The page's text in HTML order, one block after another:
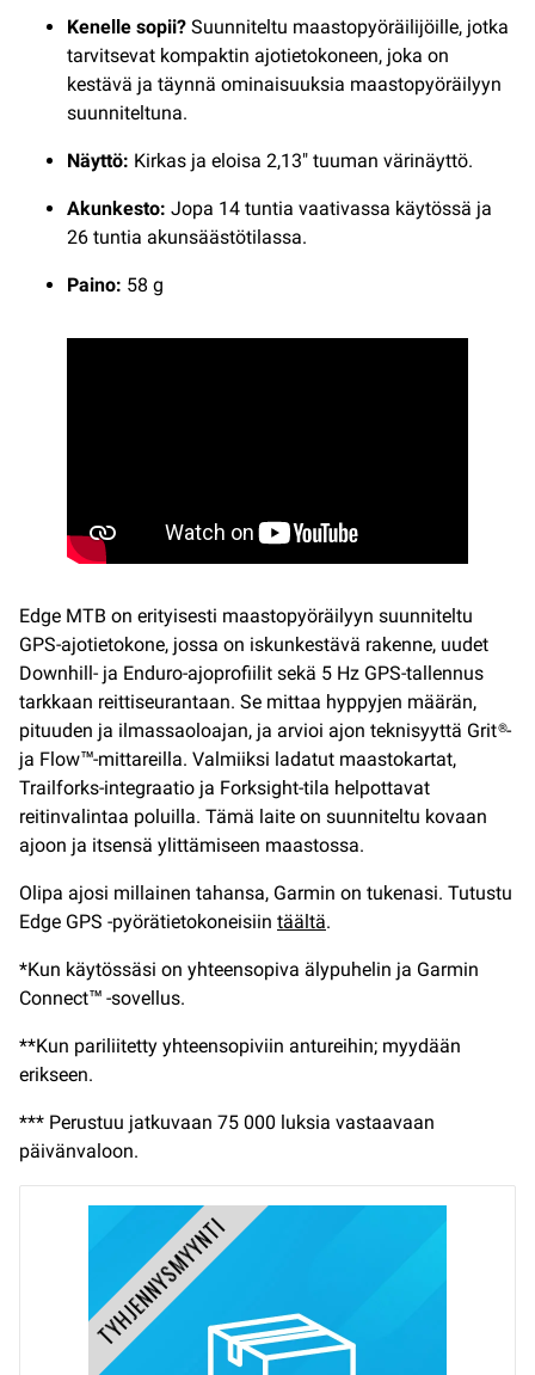
Kenelle sopii? Suunniteltu maastopyöräilijöille, jotka
tarvitsevat kompaktin ajotietokoneen, joka on
kestävä ja täynnä ominaisuuksia maastopyöräilyyn
suunniteltuna.
Näyttö: Kirkas ja eloisa 2,13″ tuuman värinäyttö.
Akunkesto: Jopa 14 tuntia vaativassa käytössä ja
26 tuntia akunsäästötilassa.
Paino: 58 g
Edge MTB on erityisesti maastopyöräilyyn suunniteltu
GPS-ajotietokone, jossa on iskunkestävä rakenne, uudet
Downhill- ja Enduro-ajoprofiilit sekä 5 Hz GPS-tallennus
tarkkaan reittiseurantaan. Se mittaa hyppyjen määrän,
pituuden ja ilmassaoloajan, ja arvioi ajon teknisyyttä Grit®-
ja Flow™-mittareilla. Valmiiksi ladatut maastokartat,
Trailforks-integraatio ja Forksight-tila helpottavat
reitinvalintaa poluilla. Tämä laite on suunniteltu kovaan
ajoon ja itsensä ylittämiseen maastossa.
Olipa ajosi millainen tahansa, Garmin on tukenasi. Tutustu
Edge GPS -pyörätietokoneisiin täältä.
*Kun käytössäsi on yhteensopiva älypuhelin ja Garmin
Connect™ -sovellus.
**Kun pariliitetty yhteensopiviin antureihin; myydään
erikseen.
*** Perustuu jatkuvaan 75 000 luksia vastaavaan
päivänvaloon.
TYHJENNYSMYYNTI